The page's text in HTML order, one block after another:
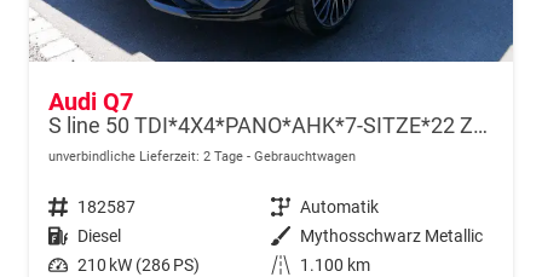
Audi Q7
S line 50 TDI*4X4*PANO*AHK*7-SITZE*22 ZOLL*LED*KAMERA*LRH*NAVI*LUFTFEDERUNG*
unverbindliche Lieferzeit: 2 Tage Gebrauchtwagen
Fahrzeugnr. 182587 Getriebe Automatik
Kraftstoff Diesel Außenfarbe Mythosschwarz Metallic
Leistung 210 kW (286 PS) Kilometerstand
1.100 km